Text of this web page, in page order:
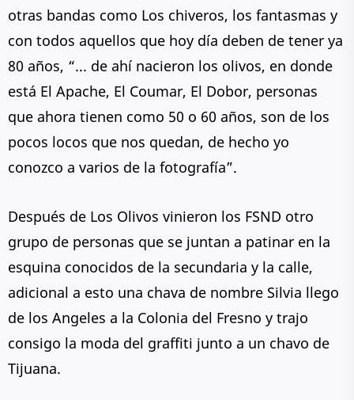
otras bandas como Los chiveros, los fantasmas y
con todos aquellos que hoy día deben de tener ya
80 años, “... de ahí nacieron los olivos, en donde
está El Apache, El Coumar, El Dobor, personas
que ahora tienen como 50 o 60 años, son de los
pocos locos que nos quedan, de hecho yo
conozco a varios de la fotografía”.
Después de Los Olivos vinieron los FSND otro
grupo de personas que se juntan a patinar en la
esquina conocidos de la secundaria y la calle,
adicional a esto una chava de nombre Silvia llego
de los Angeles a la Colonia del Fresno y trajo
consigo la moda del graffiti junto a un chavo de
Tijuana.